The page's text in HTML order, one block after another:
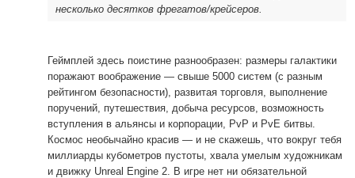
несколько десятков фрегатов/крейсеров.
Геймплей здесь поистине разнообразен: размеры галактики
поражают воображение — свыше 5000 систем (с разным
рейтингом безопасности), развитая торговля, выполнение
поручений, путешествия, добыча ресурсов, возможность
вступления в альянсы и корпорации, PvP и PvE битвы.
Космос необычайно красив — и не скажешь, что вокруг тебя
миллиарды кубометров пустоты, хвала умелым художникам
и движку Unreal Engine 2. В игре нет ни обязательной